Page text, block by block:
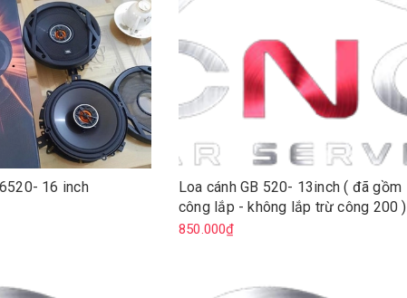
16 inch
Loa cánh GB 520- 13inch ( đã gồm
công lắp - không lắp trừ công 200 )
850.000₫